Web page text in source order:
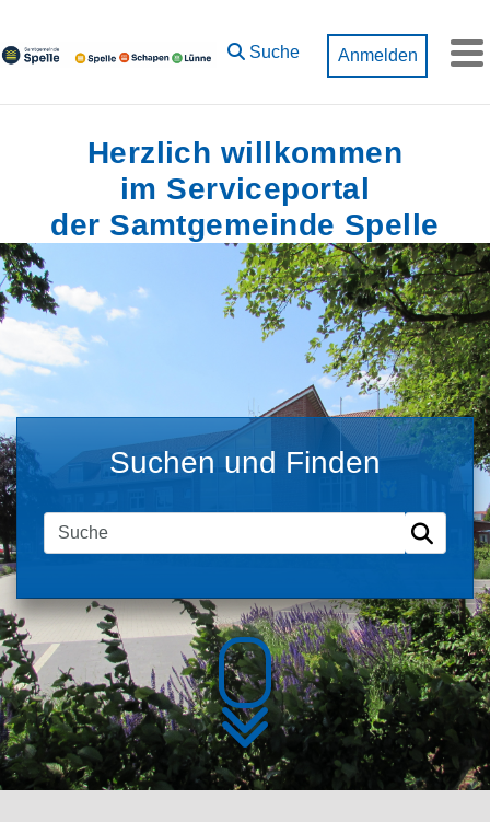
Suche
Anmelden
Herzlich willkommen
im Serviceportal
der Samtgemeinde Spelle